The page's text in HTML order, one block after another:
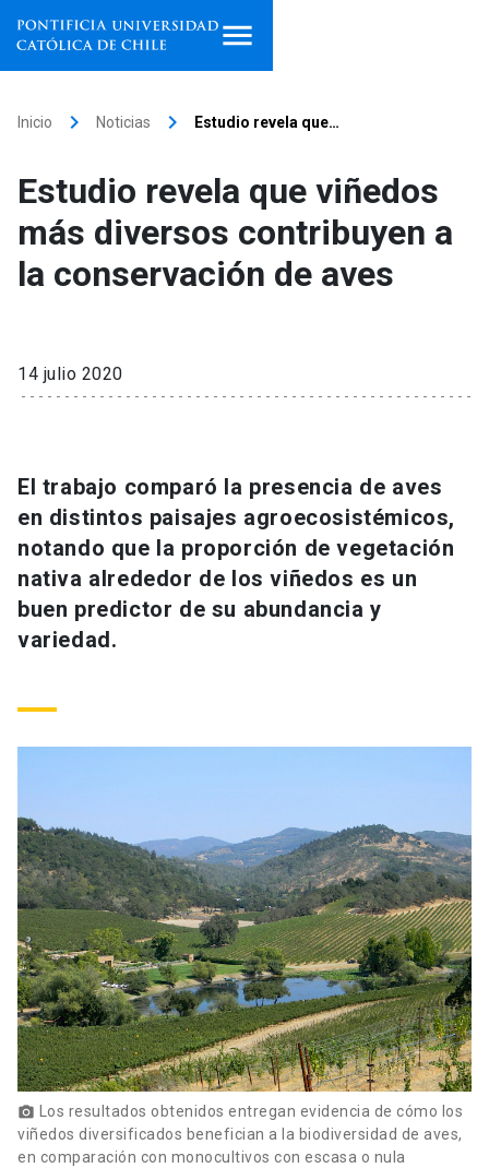
Facultades, escuelas e
institutos
Investigación
Extensión
Universidad
Información para keyboard_arrow_down
Futuros estudiantes
Alumni
Padres y familia
Vecinos launch
Go to english site launch
Admisión
Mi Portal UC launch
Medios Biblioteca launch
Donaciones launch
Inicio keyboard_arrow_right Noticias keyboard_arrow_right Estudio revela que…
Estudio revela que viñedos
más diversos contribuyen a
la conservación de aves
14 julio 2020
El trabajo comparó la presencia de aves
en distintos paisajes agroecosistémicos,
notando que la proporción de vegetación
nativa alrededor de los viñedos es un
buen predictor de su abundancia y
variedad.
photo_camera Los resultados obtenidos entregan evidencia de cómo los
viñedos diversificados benefician a la biodiversidad de aves,
en comparación con monocultivos con escasa o nula